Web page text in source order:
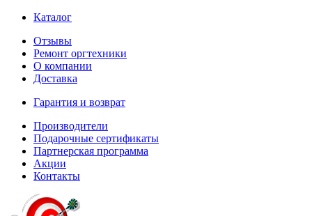
Каталог
Отзывы
Ремонт оргтехники
О компании
Доставка
Гарантия и возврат
Производители
Подарочные сертификаты
Партнерская программа
Акции
Контакты